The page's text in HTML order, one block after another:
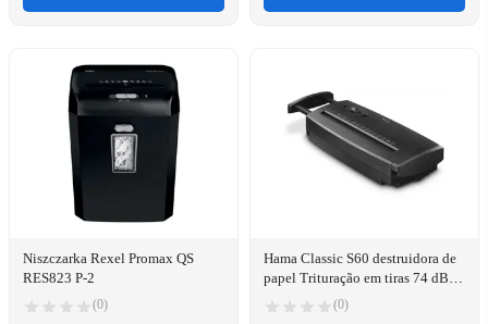
Niszczarka Rexel Promax QS
RES823 P-2
(0)
Hama Classic S60 destruidora de
papel Trituração em tiras 74 dB
(0)